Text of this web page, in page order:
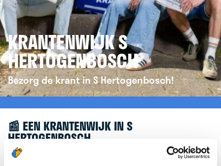
KRANTENWIJK S
HERTOGENBOSCH
Bezorg de krant in S Hertogenbosch!
📰 EEN KRANTENWIJK IN S
HERTOGENBOSCH
Leuk dat je geïnteresseerd bent in een